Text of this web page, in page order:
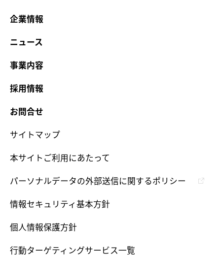
企業情報
ニュース
事業内容
採用情報
お問合せ
サイトマップ
本サイトご利用にあたって
パーソナルデータの外部送信に関するポリシー
情報セキュリティ基本方針
個人情報保護方針
行動ターゲティングサービス一覧